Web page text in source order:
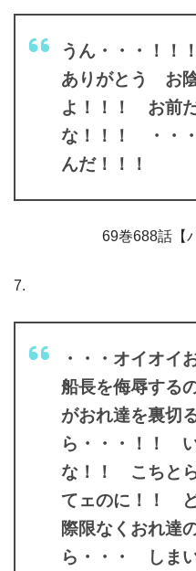
うん・・・！！
ありがとう お
よ！！！ お前
な！！！ ・・
んだ！！！
69巻688話【
7.
・・・オイオ
船長を侮辱する
がおれ達を裏切
ら・・・！！
な！！ こちと
てェのに！！
際限なくおれ達
ら・・・ しま